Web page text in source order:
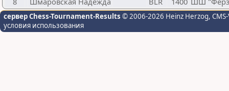
сервер Chess-Tournament-Results © 2006-2026 Heinz Herzog,
условия использования